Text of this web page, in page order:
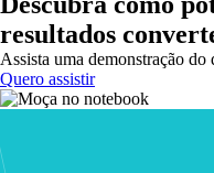
resultados
Assista uma demonstração do
Quero assistir